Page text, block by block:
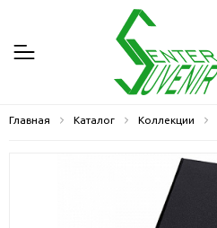
Главная Каталог Коллекции